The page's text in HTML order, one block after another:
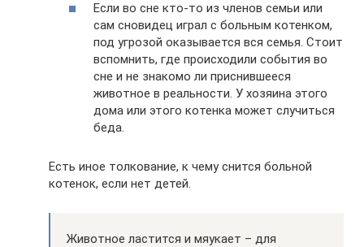
Если во сне кто-то из членов семьи или
сам сновидец играл с больным котенком,
под угрозой оказывается вся семья. Стоит
вспомнить, где происходили события во
сне и не знакомо ли приснившееся
животное в реальности. У хозяина этого
дома или этого котенка может случиться
беда.
Есть иное толкование, к чему снится больной
котенок, если нет детей.
Животное ластится и мяукает – для